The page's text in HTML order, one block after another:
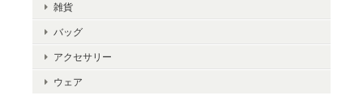
雑貨
バッグ
アクセサリー
ウェア